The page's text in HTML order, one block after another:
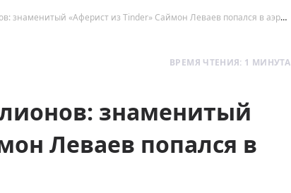
Украл у женщин $10 миллионов: знаменитый «Аферист из Tinder» Саймон Леваев попался в аэропорту
ВРЕМЯ ЧТЕНИЯ: 1 МИНУТА
знаменитый
Леваев попался в